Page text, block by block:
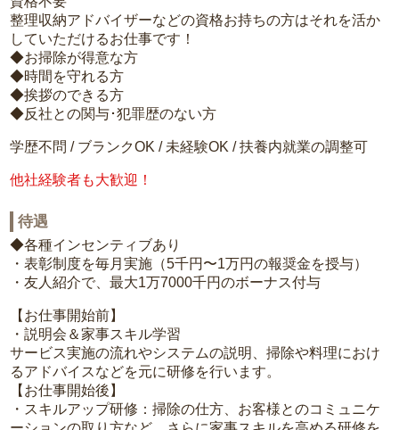
整理収納アドバイザーなどの資格お持ちの方はそれを活か
していただけるお仕事です！
◆お掃除が得意な方
◆時間を守れる方
◆挨拶のできる方
◆反社との関与･犯罪歴のない方
学歴不問 / ブランクOK / 未経験OK / 扶養内就業の調整可
他社経験者も大歓迎！
待遇
◆各種インセンティブあり
・表彰制度を毎月実施（5千円〜1万円の報奨金を授与）
・友人紹介で、最大1万7000千円のボーナス付与
【お仕事開始前】
・説明会＆家事スキル学習
サービス実施の流れやシステムの説明、掃除や料理におけ
るアドバイスなどを元に研修を行います。
【お仕事開始後】
・スキルアップ研修：掃除の仕方、お客様とのコミュニケ